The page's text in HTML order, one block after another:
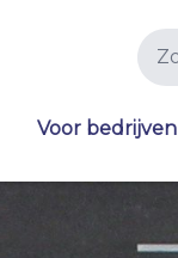
Voor bedrijven